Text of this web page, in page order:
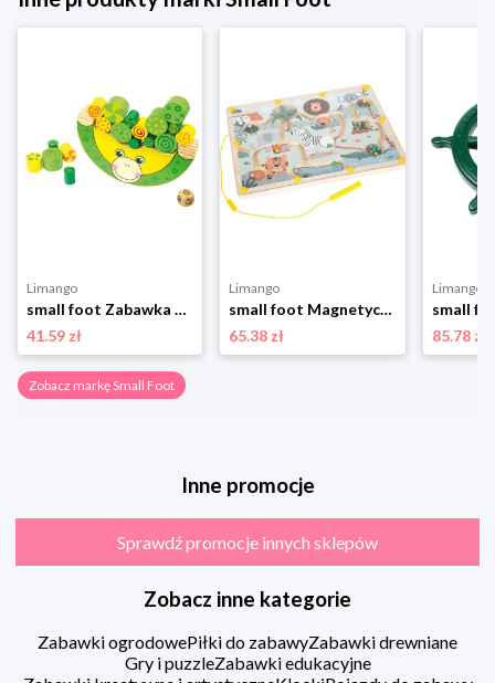
Limango
small foot Zabawka motoryczna - 3+ rozmiar: onesize
41.59 zł
Limango
small foot Magnetyczny labirynt "Safari" - 2+ rozmiar: onesize
65.38 zł
Limango
85.78 zł
Zobacz markę Small Foot
Inne promocje
Sprawdź promocje innych sklepów
Zobacz inne kategorie
Zabawki ogrodowePiłki do zabawyZabawki drewniane
Gry i puzzleZabawki edukacyjne